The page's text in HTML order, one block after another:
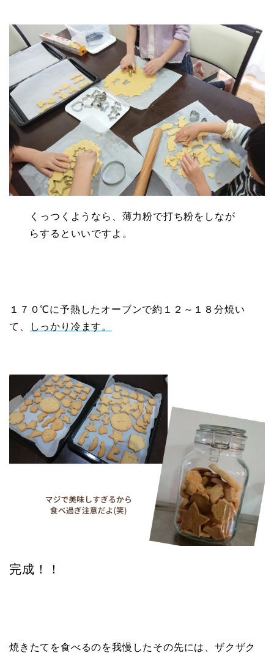
くっつくようなら、薄力粉で打ち粉をしなが
らするといいですよ。
１７０℃に予熱したオーブンで約１２～１８分焼い
て、
しっかり冷ます。
完成！！
焼きたてを食べるのを我慢したその先には、ザクザク